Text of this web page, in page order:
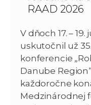
RAAD 2026
V dňoch 17. –
uskutočnil už
konferencie
Danube
každoročne
Medzinárodnej